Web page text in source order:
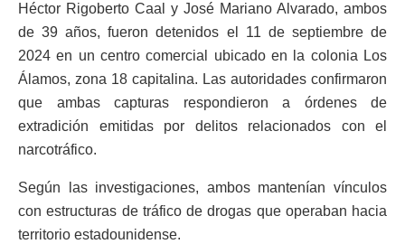
Héctor Rigoberto Caal y José Mariano Alvarado, ambos
de 39 años, fueron detenidos el 11 de septiembre de
2024 en un centro comercial ubicado en la colonia Los
Álamos, zona 18 capitalina. Las autoridades confirmaron
que ambas capturas respondieron a órdenes de
extradición emitidas por delitos relacionados con el
narcotráfico.
Según las investigaciones, ambos mantenían vínculos
con estructuras de tráfico de drogas que operaban hacia
territorio estadounidense.